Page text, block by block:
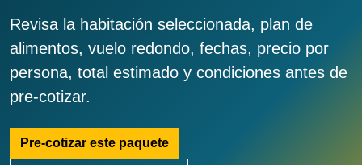
Revisa la habitación seleccionada, plan de
alimentos, vuelo redondo, fechas, precio por
persona, total estimado y condiciones antes de
pre-cotizar.
Pre-cotizar este paquete